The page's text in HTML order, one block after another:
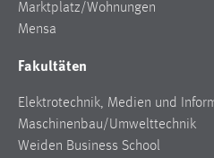
Marktplatz/Wohnungen
Mensa
Fakultäten
Elektrotechnik, Medien und
Maschinenbau/Umwelttechnik
Weiden Business School
Anbieter:
Zweck:
Cookie Laufzeit:
3 Monate